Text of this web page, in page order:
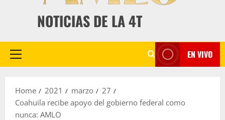
NOTICIAS DE LA 4T
Primary
EN VIVO
Home 2021 marzo
27
Coahuila recibe apoyo del gobierno federal como
nunca: AMLO